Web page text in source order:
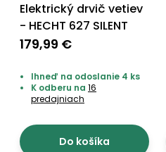
Elektrický drvič vetiev
- HECHT 627 SILENT
179,99 €
Ihneď na odoslanie 4 ks
K odberu na 16
predajniach
Do košíka